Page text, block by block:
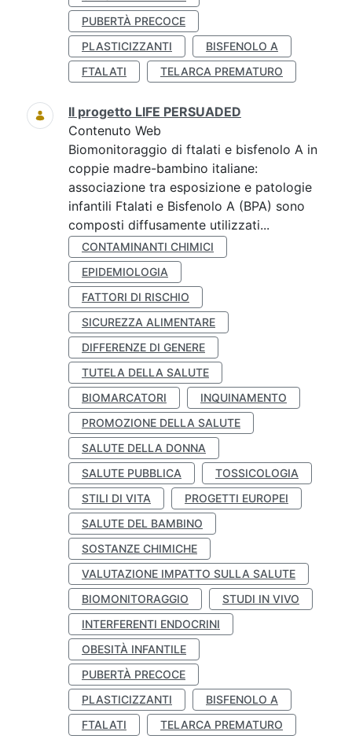
PUBERTÀ PRECOCE
PLASTICIZZANTI
BISFENOLO A
FTALATI
TELARCA PREMATURO
Il progetto LIFE PERSUADED
Contenuto Web
Biomonitoraggio di ftalati e bisfenolo A in
coppie madre-bambino italiane:
associazione tra esposizione e patologie
infantili Ftalati e Bisfenolo A (BPA) sono
composti diffusamente utilizzati...
CONTAMINANTI CHIMICI
EPIDEMIOLOGIA
FATTORI DI RISCHIO
SICUREZZA ALIMENTARE
DIFFERENZE DI GENERE
TUTELA DELLA SALUTE
BIOMARCATORI
INQUINAMENTO
PROMOZIONE DELLA SALUTE
SALUTE DELLA DONNA
SALUTE PUBBLICA
TOSSICOLOGIA
STILI DI VITA
PROGETTI EUROPEI
SALUTE DEL BAMBINO
SOSTANZE CHIMICHE
VALUTAZIONE IMPATTO SULLA SALUTE
BIOMONITORAGGIO
STUDI IN VIVO
INTERFERENTI ENDOCRINI
OBESITÀ INFANTILE
PUBERTÀ PRECOCE
PLASTICIZZANTI
BISFENOLO A
FTALATI
TELARCA PREMATURO